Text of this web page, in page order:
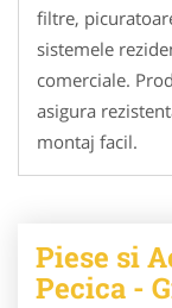
filtre,
sistemele
comerciale.
asigura
montaj facil.
Piese si
Pecica -